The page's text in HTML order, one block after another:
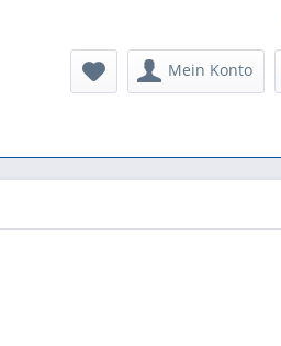
Mein Konto